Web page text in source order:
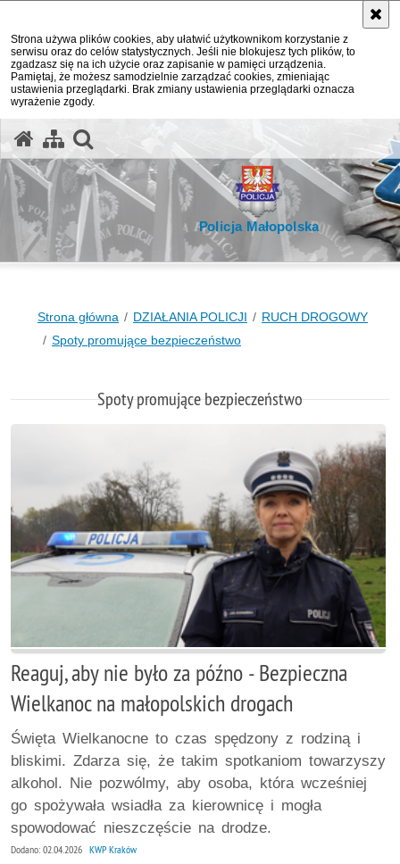
Strona używa plików cookies, aby ułatwić użytkownikom korzystanie z
serwisu oraz do celów statystycznych. Jeśli nie blokujesz tych plików, to
zgadzasz się na ich użycie oraz zapisanie w pamięci urządzenia.
Pamiętaj, że możesz samodzielnie zarządzać cookies, zmieniając
ustawienia przeglądarki. Brak zmiany ustawienia przeglądarki oznacza
wyrażenie zgody.
Policja Małopolska
Strona główna DZIAŁANIA POLICJI
RUCH DROGOWY
Spoty promujące bezpieczeństwo
Spoty promujące bezpieczeństwo
Reaguj, aby nie było za późno - Bezpieczna
Wielkanoc na małopolskich drogach
Święta Wielkanocne to czas spędzony z rodziną i
bliskimi. Zdarza się, że takim spotkaniom towarzyszy
alkohol. Nie pozwólmy, aby osoba, która wcześniej
go spożywała wsiadła za kierownicę i mogła
spowodować nieszczęście na drodze.
Dodano: 02.04.2026 KWP Kraków